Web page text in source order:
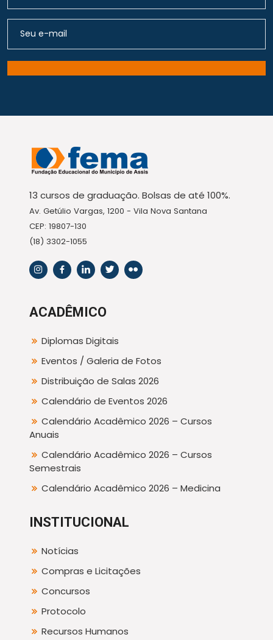
13 cursos de graduação. Bolsas de até 100%.
Av. Getúlio Vargas, 1200 - Vila Nova Santana
CEP: 19807-130
(18) 3302-1055
ACADÊMICO
Diplomas Digitais
Eventos / Galeria de Fotos
Distribuição de Salas 2026
Calendário de Eventos 2026
Calendário Acadêmico 2026 – Cursos
Anuais
Calendário Acadêmico 2026 – Cursos
Semestrais
Calendário Acadêmico 2026 – Medicina
INSTITUCIONAL
Notícias
Compras e Licitações
Concursos
Protocolo
Recursos Humanos